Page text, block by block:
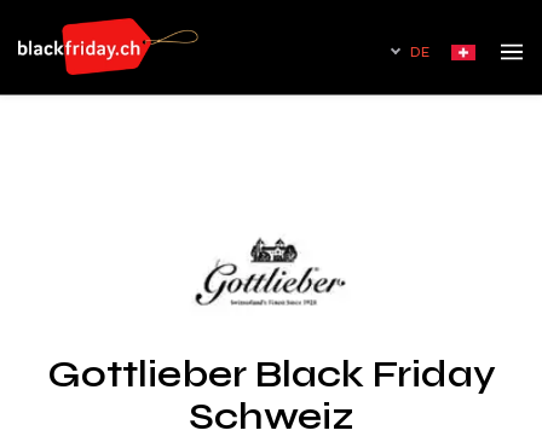
DE
Gottlieber Black Friday
Schweiz